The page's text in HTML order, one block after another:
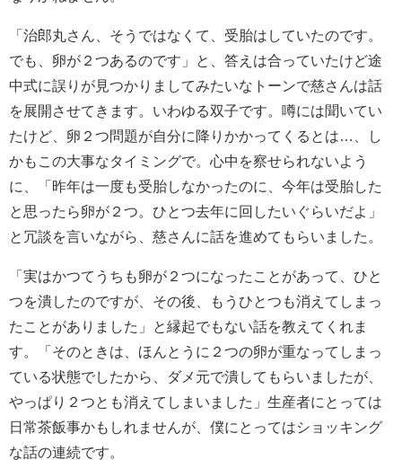
「治郎丸さん、そうではなくて、受胎はしていたのです。
でも、卵が２つあるのです」と、答えは合っていたけど途
中式に誤りが見つかりましてみたいなトーンで慈さんは話
を展開させてきます。いわゆる双子です。噂には聞いてい
たけど、卵２つ問題が自分に降りかかってくるとは…、し
かもこの大事なタイミングで。心中を察せられないよう
に、「昨年は一度も受胎しなかったのに、今年は受胎した
と思ったら卵が２つ。ひとつ去年に回したいぐらいだよ」
と冗談を言いながら、慈さんに話を進めてもらいました。
「実はかつてうちも卵が２つになったことがあって、ひと
つを潰したのですが、その後、もうひとつも消えてしまっ
たことがありました」と縁起でもない話を教えてくれま
す。「そのときは、ほんとうに２つの卵が重なってしまっ
ている状態でしたから、ダメ元で潰してもらいましたが、
やっぱり２つとも消えてしまいました」生産者にとっては
日常茶飯事かもしれませんが、僕にとってはショッキング
な話の連続です。